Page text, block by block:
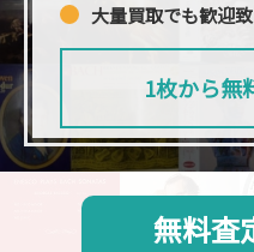
大量買取でも歓迎
1枚から無
無料査